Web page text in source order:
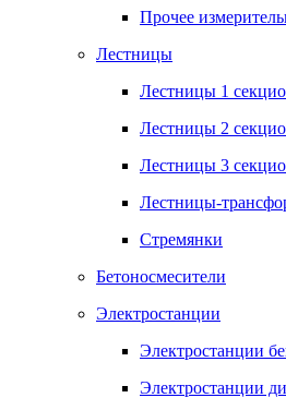
Прочее
Лестницы
Лестницы 1
Лестницы 2
Лестницы 3
Лестницы-
Стремянки
Бетоносмесители
Электростанции
Электростанции
Электростанции